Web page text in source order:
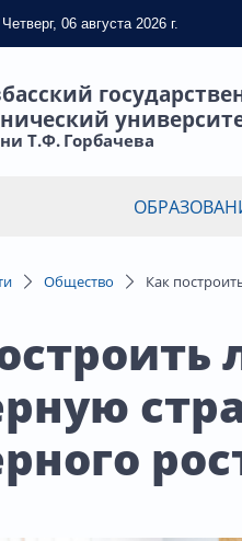
Четверг, 06 августа 2026 г.
Т.Ф. Горбачева
Общество Как